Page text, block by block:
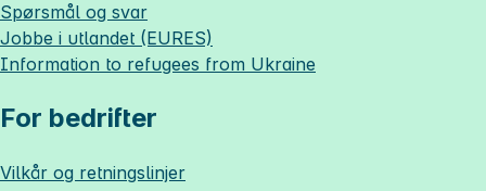
Spørsmål og svar
Jobbe i utlandet (EURES)
Information to refugees from Ukraine
For bedrifter
Vilkår og retningslinjer